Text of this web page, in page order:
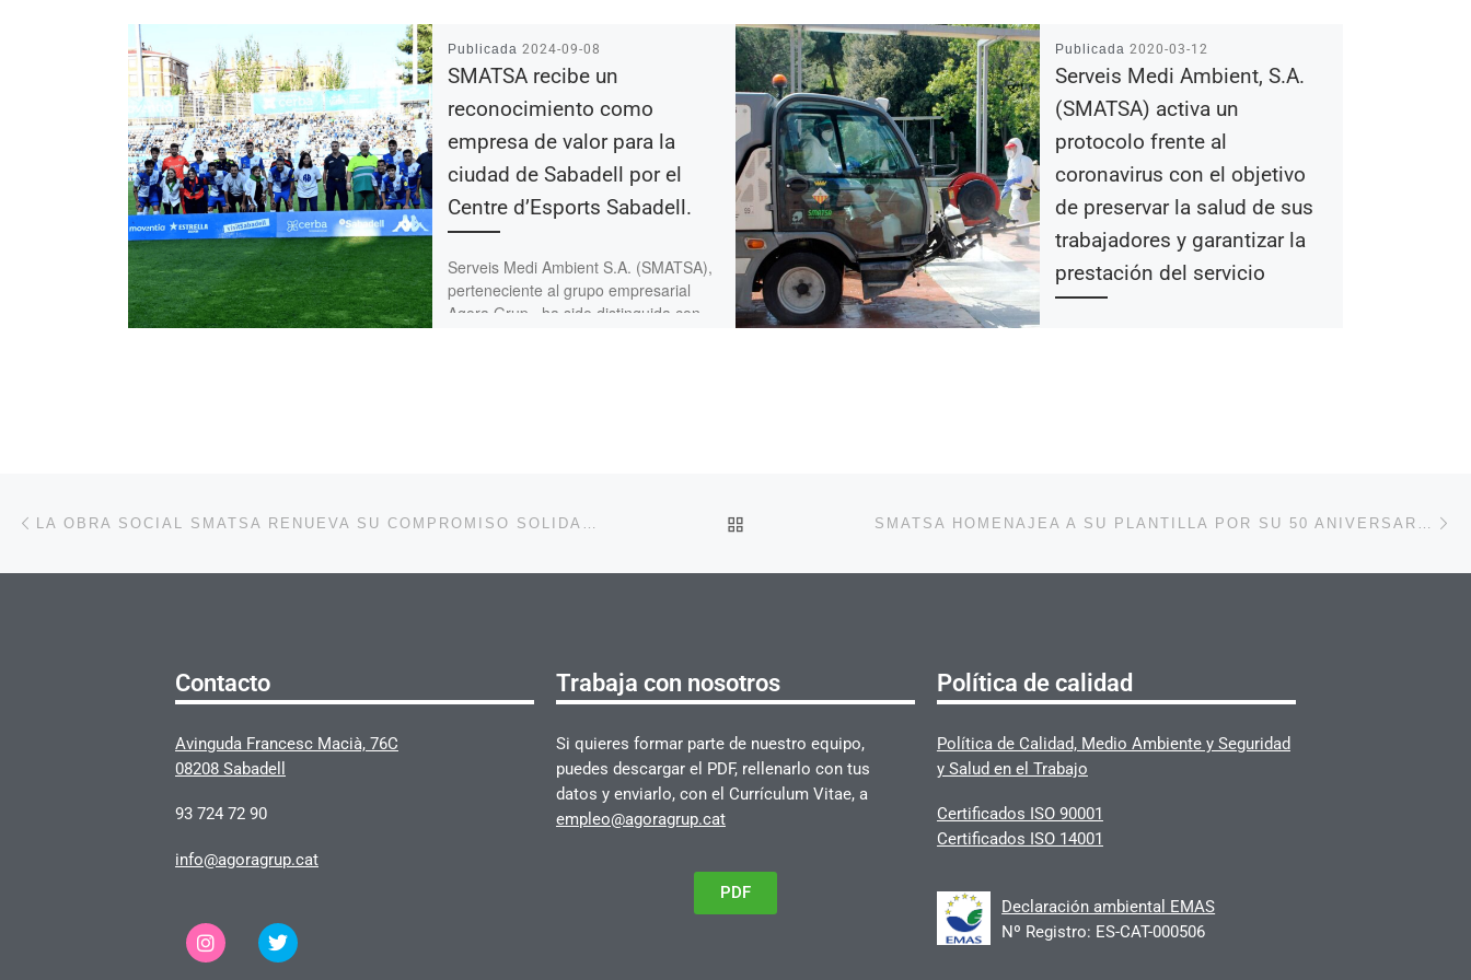
Publicada 2024-09-08
SMATSA recibe un
reconocimiento como
empresa de valor para la
ciudad de Sabadell por el
Centre d’Esports Sabadell.
Serveis Medi Ambient S.A. (SMATSA),
perteneciente al grupo empresarial
Agora Grup, ha sido distinguida con
Publicada 2020-03-12
Serveis Medi Ambient, S.A.
(SMATSA) activa un
protocolo frente al
coronavirus con el objetivo
de preservar la salud de sus
trabajadores y garantizar la
prestación del servicio
Navegación de la entrada VOLVER A LA LISTA DE ENTRADAS
Contacto
Avinguda Francesc Macià, 76C
08208 Sabadell
93 724 72 90
info@agoragrup.cat
Trabaja con nosotros
Si quieres formar parte de nuestro equipo,
puedes descargar el PDF, rellenarlo con tus
datos y enviarlo, con el Currículum Vitae, a
empleo@agoragrup.cat
PDF
Política de calidad
Política de Calidad, Medio Ambiente y Seguridad
y Salud en el Trabajo
Certificados ISO 90001
Certificados ISO 14001
Declaración ambiental EMAS
Nº Registro: ES-CAT-000506